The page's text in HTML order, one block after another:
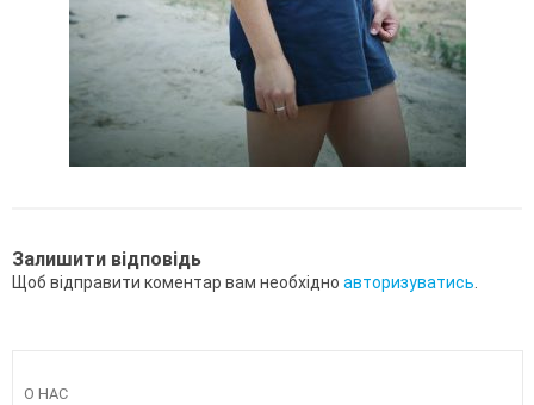
Залишити відповідь
Щоб відправити коментар вам необхідно авторизуватись
О НАС